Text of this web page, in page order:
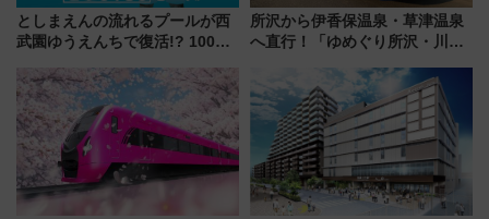
としまえんの流れるプールが西
武園ゆうえんちで復活!? 100周
イダー」に注目 2026年夏は所
沢へ遊びに行こう
所沢から伊香保温泉・草津温泉
へ直行！「ゆめぐり所沢・川越
軽に 運行ダイヤ・運賃を解説